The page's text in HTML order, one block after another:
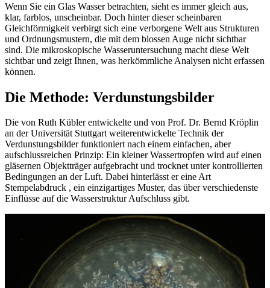
Wenn Sie ein Glas Wasser betrachten, sieht es immer gleich aus,
klar, farblos, unscheinbar. Doch hinter dieser scheinbaren
Gleichförmigkeit verbirgt sich eine verborgene Welt aus Strukturen
und Ordnungsmustern, die mit dem blossen Auge nicht sichtbar
sind. Die mikroskopische Wasseruntersuchung macht diese Welt
sichtbar und zeigt Ihnen, was herkömmliche Analysen nicht erfassen
können.
Die Methode: Verdunstungsbilder
Die von Ruth Kübler entwickelte und von Prof. Dr. Bernd Kröplin
an der Universität Stuttgart weiterentwickelte Technik der
Verdunstungsbilder funktioniert nach einem einfachen, aber
aufschlussreichen Prinzip: Ein kleiner Wassertropfen wird auf einen
gläsernen Objektträger aufgebracht und trocknet unter kontrollierten
Bedingungen an der Luft. Dabei hinterlässt er eine Art
Stempelabdruck , ein einzigartiges Muster, das über verschiedenste
Einflüsse auf die Wasserstruktur Aufschluss gibt.